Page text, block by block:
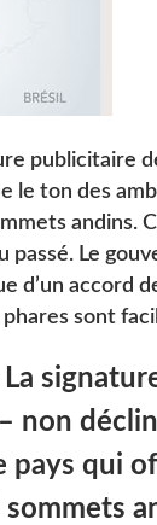
publicitaire
le ton des
andins.
passé. Le
d’un accord
sont
La
non
pays qui